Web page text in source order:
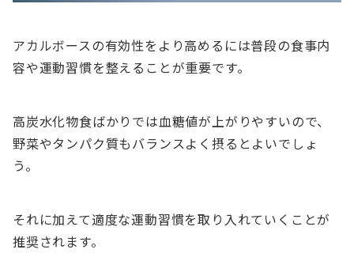
アカルボースの有効性をより高めるには普段の食事内
容や運動習慣を整えることが重要です。
高炭水化物食ばかりでは血糖値が上がりやすいので、
野菜やタンパク質もバランスよく摂るとよいでしょ
う。
それに加えて適度な運動習慣を取り入れていくことが
推奨されます。